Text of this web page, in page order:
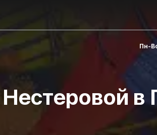
Пн-
в